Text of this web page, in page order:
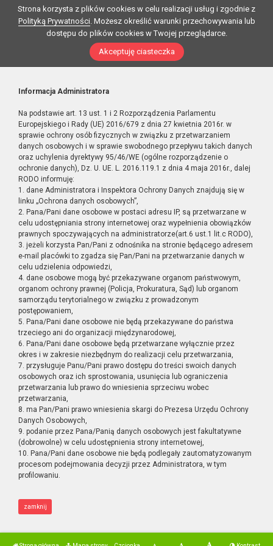
Strona korzysta z plików cookies w celu realizacji usług i zgodnie z
Polityką Prywatności. Możesz określić warunki przechowywania lub
dostępu do plików cookies w Twojej przeglądarce.
Akceptuję ciasteczka
Informacja Administratora
Na podstawie art. 13 ust. 1 i 2 Rozporządzenia Parlamentu
Europejskiego i Rady (UE) 2016/679 z dnia 27 kwietnia 2016r. w
sprawie ochrony osób fizycznych w związku z przetwarzaniem
danych osobowych i w sprawie swobodnego przepływu takich danych
oraz uchylenia dyrektywy 95/46/WE (ogólne rozporządzenie o
ochronie danych), Dz. U. UE. L. 2016.119.1 z dnia 4 maja 2016r., dalej
RODO informuję:
1. dane Administratora i Inspektora Ochrony Danych znajdują się w
linku „Ochrona danych osobowych”,
2. Pana/Pani dane osobowe w postaci adresu IP, są przetwarzane w
celu udostępniania strony internetowej oraz wypełnienia obowiązków
prawnych spoczywających na administratorze(art.6 ust.1 lit.c RODO),
3. jeżeli korzysta Pan/Pani z odnośnika na stronie będącego adresem
e-mail placówki to zgadza się Pan/Pani na przetwarzanie danych w
celu udzielenia odpowiedzi,
4. dane osobowe mogą być przekazywane organom państwowym,
organom ochrony prawnej (Policja, Prokuratura, Sąd) lub organom
samorządu terytorialnego w związku z prowadzonym
postępowaniem,
5. Pana/Pani dane osobowe nie będą przekazywane do państwa
trzeciego ani do organizacji międzynarodowej,
6. Pana/Pani dane osobowe będą przetwarzane wyłącznie przez
okres i w zakresie niezbędnym do realizacji celu przetwarzania,
7. przysługuje Panu/Pani prawo dostępu do treści swoich danych
osobowych oraz ich sprostowania, usunięcia lub ograniczenia
przetwarzania lub prawo do wniesienia sprzeciwu wobec
przetwarzania,
8. ma Pan/Pani prawo wniesienia skargi do Prezesa Urzędu Ochrony
Danych Osobowych,
9. podanie przez Pana/Panią danych osobowych jest fakultatywne
(dobrowolne) w celu udostępnienia strony internetowej,
10. Pana/Pani dane osobowe nie będą podlegały zautomatyzowanym
procesom podejmowania decyzji przez Administratora, w tym
profilowaniu.
zamknij